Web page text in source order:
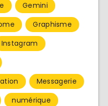
Gemini
Graphisme
Instagram
Messagerie
numérique